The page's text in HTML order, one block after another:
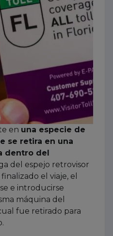
en una especie de
se retira en una
dentro del
del espejo retrovisor
el viaje, el
e introducirse
máquina del
fue retirado para